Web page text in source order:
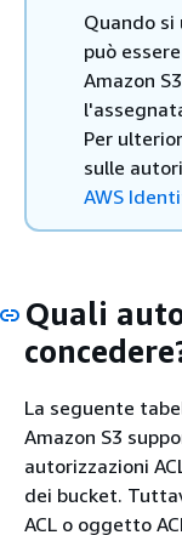
Quando si
può
Amazon
Per
sulle
AWS
Quali
La seguente
Amazon S3
autorizzazioni
dei bucket.
ACL o oggetto